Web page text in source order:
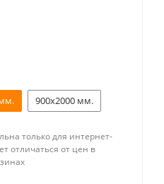
900x2000 мм.
только для интернет-
отличаться от цен в